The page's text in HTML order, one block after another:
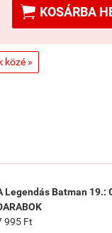
 KOSÁRBA
közé »
Legendás Batman 19.:
995 Ft